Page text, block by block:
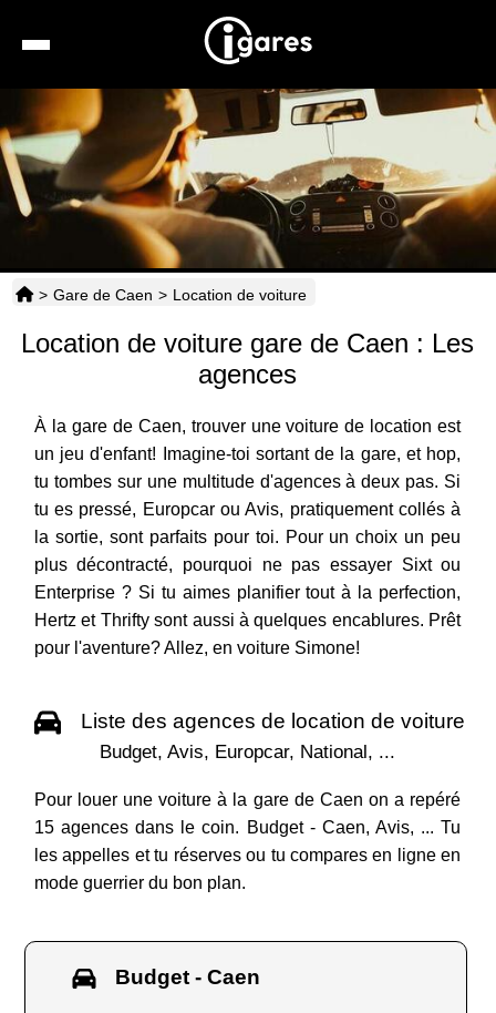
Recherche
Location de voiture
Hôtels
Taxis
Horaires
> Gare de Caen > Location de voiture
Location de voiture gare de Caen : Les
agences
À la gare de Caen, trouver une voiture de location est
un jeu d'enfant! Imagine-toi sortant de la gare, et hop,
tu tombes sur une multitude d'agences à deux pas. Si
tu es pressé, Europcar ou Avis, pratiquement collés à
la sortie, sont parfaits pour toi. Pour un choix un peu
plus décontracté, pourquoi ne pas essayer Sixt ou
Enterprise ? Si tu aimes planifier tout à la perfection,
Hertz et Thrifty sont aussi à quelques encablures. Prêt
pour l'aventure? Allez, en voiture Simone!
Liste des agences de location de voiture
Budget, Avis, Europcar, National, ...
Pour louer une voiture à la gare de Caen on a repéré
15 agences dans le coin. Budget - Caen, Avis, ... Tu
les appelles et tu réserves ou tu compares en ligne en
mode guerrier du bon plan.
Budget - Caen